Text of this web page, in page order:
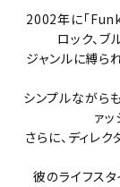
2002年に「
ロック、
ジャンルに縛ら
シンプルながら
ァ
さらに、ディレ
彼のライフス